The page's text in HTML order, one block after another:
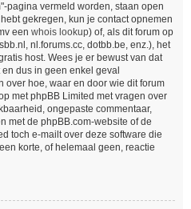
pagina vermeld worden, staan open
gekregen, kun je contact opnemen
een whois lookup) of, als dit forum op
nl.forums.cc, dotbb.be, enz.), het
host. Wees je er bewust van dat
en dus in geen enkel geval
hoe, waar en door wie dit forum
met phpBB Limited met vragen over
ongepaste commentaar,
met de phpBB.com-website of de
toch e-mailt over deze software die
korte, of helemaal geen, reactie